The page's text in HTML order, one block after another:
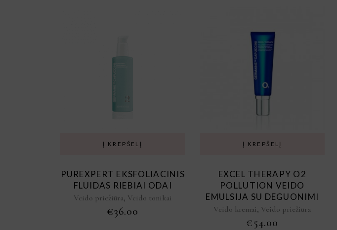
Į KREPŠELĮ
PUREXPERT EKSFOLIACINIS
FLUIDAS RIEBIAI ODAI
Veido priežiūra, Veido tonikai
€36.00
Į KREPŠELĮ
EXCEL THERAPY O2
POLLUTION VEIDO
EMULSIJA SU DEGUONIMI
Veido kremai, Veido priežiūra
€54.00